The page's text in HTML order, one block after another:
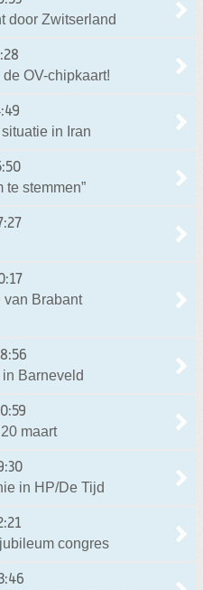
door Zwitserland
OV-chipkaart!
in Iran
te stemmen”
van Brabant
Barneveld
maart
in HP/De Tijd
congres